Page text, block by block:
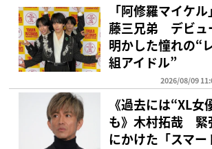
「阿修羅マイケ
藤三兄弟 デビュ
明かした憧れの“
組アイドル”
2026/08/09
《過去には“XL女
も》木村拓哉 緊
にかけた「スマー